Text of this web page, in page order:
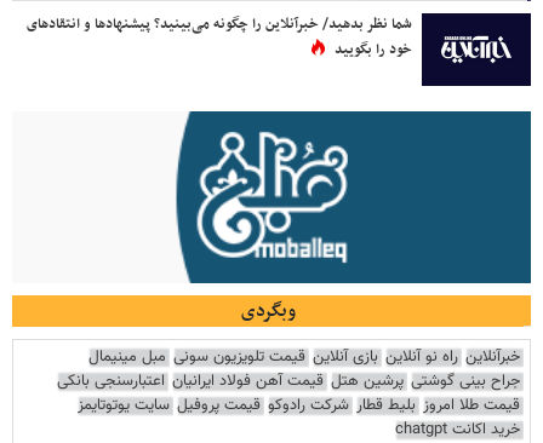
شما نظر بدهید/ خبرآنلاین را چگونه می‌بینید؟ پیشنهادها و انتقادهای
خود را بگویید
وبگردی
خبرآنلاین راه نو آنلاین بازی آنلاین قیمت تلویزیون سونی مبل مینیمال
جراح بینی گوشتی پرشین هتل قیمت آهن فولاد ایرانیان اعتبارسنجی بانکی
قیمت طلا امروز بلیط قطار شرکت رادوکو قیمت پروفیل سایت یوتوتایمز
خرید اکانت chatgpt